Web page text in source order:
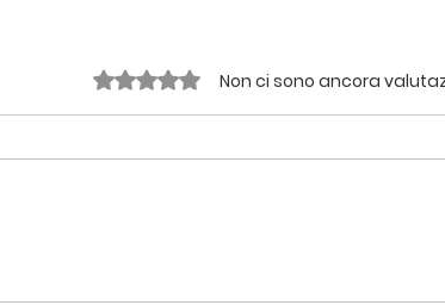
#cibografica
Valutazione 0 stelle su 5.
Non ci sono ancora